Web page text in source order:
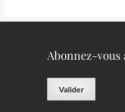
Abonnez-vous